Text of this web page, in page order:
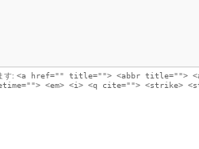
す: <a href="" title=""> <abbr title="">
<em> <i> <q cite=""> <strike>